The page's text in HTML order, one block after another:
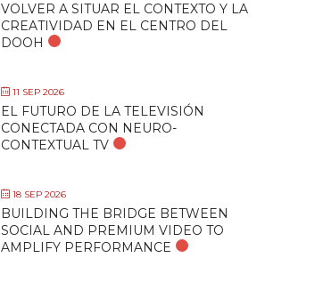
VOLVER A SITUAR EL CONTEXTO Y LA
CREATIVIDAD EN EL CENTRO DEL
DOOH
11 SEP 2026
EL FUTURO DE LA TELEVISIÓN
CONECTADA CON NEURO-
CONTEXTUAL TV
18 SEP 2026
BUILDING THE BRIDGE BETWEEN
SOCIAL AND PREMIUM VIDEO TO
AMPLIFY PERFORMANCE